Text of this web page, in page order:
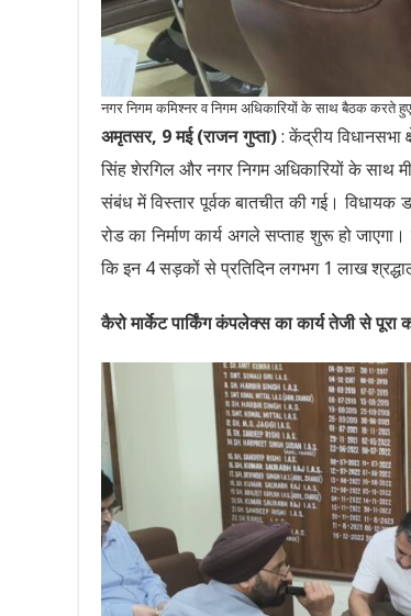
नगर निगम कमिश्नर व निगम अधिकारियों के साथ बैठक करते
अमृतसर, 9 मई (राजन गुप्ता) : केंद्रीय
सिंह शेरगिल और नगर निगम अधिकारियों के साथ
संबंध में विस्तार पूर्वक बातचीत की गई। विधायक
रोड का निर्माण कार्य अगले सप्ताह शुरू हो
कि इन 4 सड़कों से प्रतिदिन लगभग 1 लाख
कैरो मार्केट पार्किंग कंपलेक्स का कार्य तेजी से पूरा